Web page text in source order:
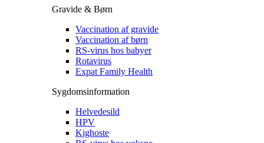
Gravide & Børn
Vaccination af gravide
Vaccination af børn
RS-virus hos babyer
Rotavirus
Expat Family Health
Sygdomsinformation
Helvedesild
HPV
Kighoste